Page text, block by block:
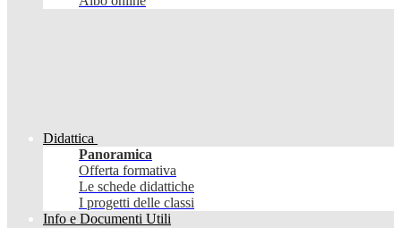
Didattica
Panoramica
Offerta formativa
Le schede didattiche
I progetti delle classi
Info e Documenti Utili